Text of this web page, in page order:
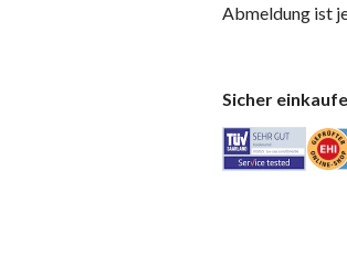
Abmeldung ist
Sicher